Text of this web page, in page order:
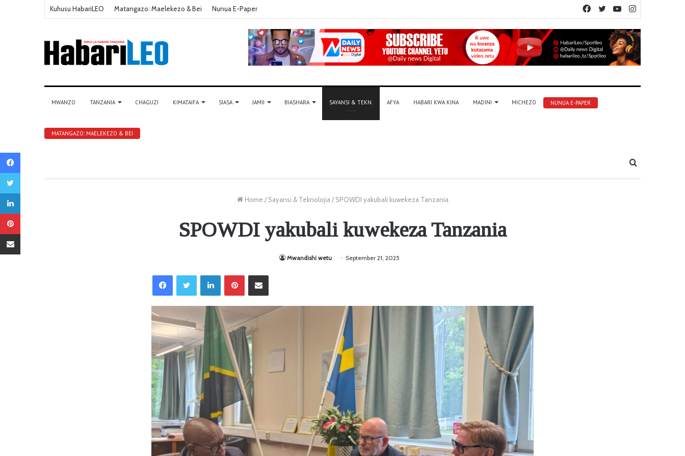
Kuhusu HabariLEO Matangazo: Maelekezo & Bei Nunua E-Paper YouTube
Twitter
Facebook
MWANZO TANZANIA CHAGUZI KIMATAIFA SIASA JAMII BIASHARA SAYANSI & TEKN. AFYA HABARI KWA KINA MADINI MICHEZO NUNUA E-PAPER
MATANGAZO: MAELEKEZO & BEI
Tafuta
Home / Sayansi & Teknolojia / SPOWDI yakubali kuwekeza Tanzania
SPOWDI yakubali kuwekeza Tanzania
Mwandishi wetu September 21, 2025
LinkedIn